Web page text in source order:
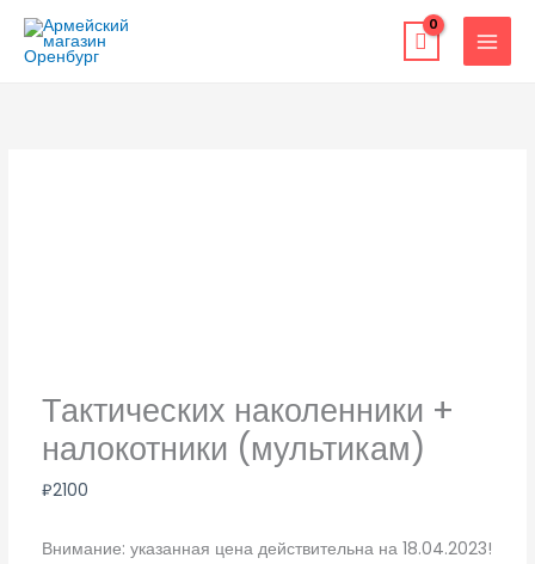
Перейти
содержимому
Тактических наколенники +
налокотники (мультикам)
₽2100
Внимание: указанная цена действительна на 18.04.2023!